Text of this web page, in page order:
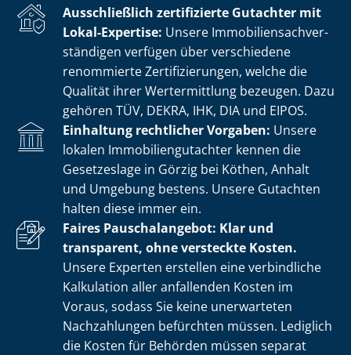
Ausschließlich zertifizierte Gutachter mit
Lokal-Expertise: Unsere Im­mo­bi­li­en­sach­ver­
stän­di­gen verfügen über verschiedene
renommierte Zer­ti­fi­zie­run­gen, welche die
Qualität ihrer Wertermittlung bezeugen. Dazu
gehören TÜV, DEKRA, IHK, DIA und EIPOS.
Einhaltung rechtlicher Vorgaben: Unsere
lokalen Im­mo­bi­li­en­gut­ach­ter kennen die
Gesetzeslage in Görzig bei Köthen, Anhalt
und Umgebung bestens. Unsere Gutachten
halten diese immer ein.
Faires Pauschalangebot: Klar und
transparent, ohne versteckte Kosten.
Unsere Experten erstellen eine verbindliche
Kalkulation aller anfallenden Kosten im
Voraus, sodass Sie keine unerwarteten
Nachzahlungen befürchten müssen. Lediglich
die Kosten für Behörden müssen separat